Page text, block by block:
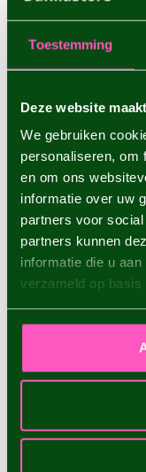
Toestemming
Deze website
We gebruiken
personaliseren, om
en om ons
informatie over uw
partners voor
partners kunnen
informatie die u
verzameld op
Dahlie
Dahlie
Dahlie
ZULETZT